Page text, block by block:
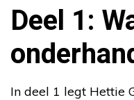
Deel 1:
In deel 1 legt Hettie